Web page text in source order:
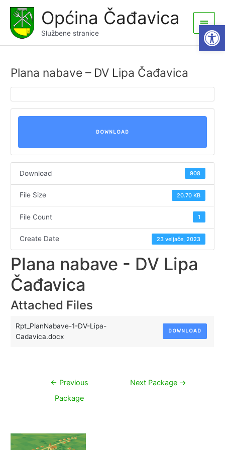
content
Općina Čađavica
Službene stranice
Main
Menu
Plana nabave – DV Lipa Čađavica
DOWNLOAD
Download 908
File Size 20.70 KB
File Count 1
Create Date 23 veljače, 2023
Plana nabave - DV Lipa
Čađavica
Attached Files
Rpt_PlanNabave-1-DV-Lipa-
Cadavica.docx
DOWNLOAD
Navigacija
← Previous
Package
Next Package →